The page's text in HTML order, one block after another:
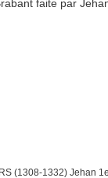
(1308-1332) Jehan